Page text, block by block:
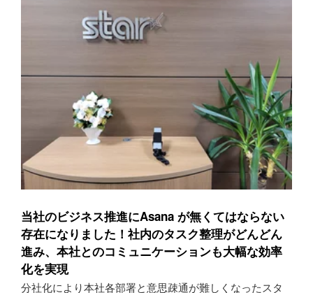
当社のビジネス推進にAsana が無くてはならない
存在になりました！社内のタスク整理がどんどん
進み、本社とのコミュニケーションも大幅な効率
化を実現
分社化により本社各部署と意思疎通が難しくなったスタ